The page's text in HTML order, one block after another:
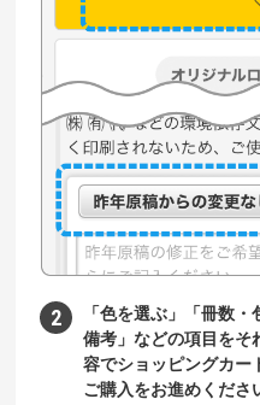
「色を選ぶ」「冊数
備考」などの項目をそ
容でショッピングカー
ご購入をお進めくださ